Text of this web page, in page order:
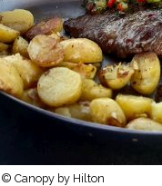
© Canopy by Hilton